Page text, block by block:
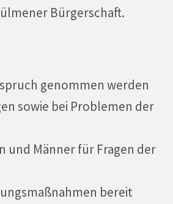
Bürgerschaft.
genommen werden
sowie bei Problemen der
und Männer für Fragen der
bereit